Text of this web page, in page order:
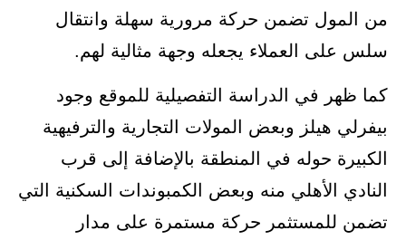
من المول تضمن حركة مرورية سهلة وانتقال
سلس على العملاء يجعله وجهة مثالية لهم.
كما ظهر في الدراسة التفصيلية للموقع وجود
بيفرلي هيلز وبعض المولات التجارية والترفيهية
الكبيرة حوله في المنطقة بالإضافة إلى قرب
النادي الأهلي منه وبعض الكمبوندات السكنية التي
تضمن للمستثمر حركة مستمرة على مدار